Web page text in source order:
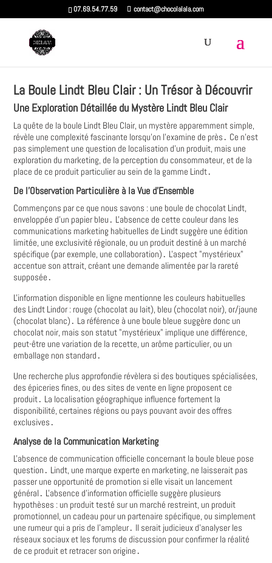
07.69.54.77.59 contact@chocolalala.com
La Boule Lindt Bleu Clair : Un Trésor à Découvrir
Une Exploration Détaillée du Mystère Lindt Bleu Clair
La quête de la boule Lindt Bleu Clair, un mystère apparemment simple,
révèle une complexité fascinante lorsqu'on l'examine de près․ Ce n'est
pas simplement une question de localisation d'un produit, mais une
exploration du marketing, de la perception du consommateur, et de la
place de ce produit particulier au sein de la gamme Lindt․
De l'Observation Particulière à la Vue d'Ensemble
Commençons par ce que nous savons : une boule de chocolat Lindt,
enveloppée d'un papier bleu․ L'absence de cette couleur dans les
communications marketing habituelles de Lindt suggère une édition
limitée, une exclusivité régionale, ou un produit destiné à un marché
spécifique (par exemple, une collaboration)․ L'aspect "mystérieux"
accentue son attrait, créant une demande alimentée par la rareté
supposée․
L'information disponible en ligne mentionne les couleurs habituelles
des Lindt Lindor : rouge (chocolat au lait), bleu (chocolat noir), or/jaune
(chocolat blanc)․ La référence à une boule bleue suggère donc un
chocolat noir, mais son statut "mystérieux" implique une différence,
peut-être une variation de la recette, un arôme particulier, ou un
emballage non standard․
Une recherche plus approfondie révèlera si des boutiques spécialisées,
des épiceries fines, ou des sites de vente en ligne proposent ce
produit․ La localisation géographique influence fortement la
disponibilité, certaines régions ou pays pouvant avoir des offres
exclusives․
Analyse de la Communication Marketing
L'absence de communication officielle concernant la boule bleue pose
question․ Lindt, une marque experte en marketing, ne laisserait pas
passer une opportunité de promotion si elle visait un lancement
général․ L'absence d'information officielle suggère plusieurs
hypothèses : un produit testé sur un marché restreint, un produit
promotionnel, un cadeau pour un partenaire spécifique, ou simplement
une rumeur qui a pris de l'ampleur․ Il serait judicieux d'analyser les
réseaux sociaux et les forums de discussion pour confirmer la réalité
de ce produit et retracer son origine․